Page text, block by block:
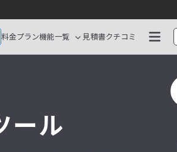
料金プラン機能一覧 見積書クチコミ
ール